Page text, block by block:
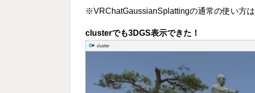
※VRChatGaussianSplattingの通常の使い方は
clusterでも3DGS表示できた！